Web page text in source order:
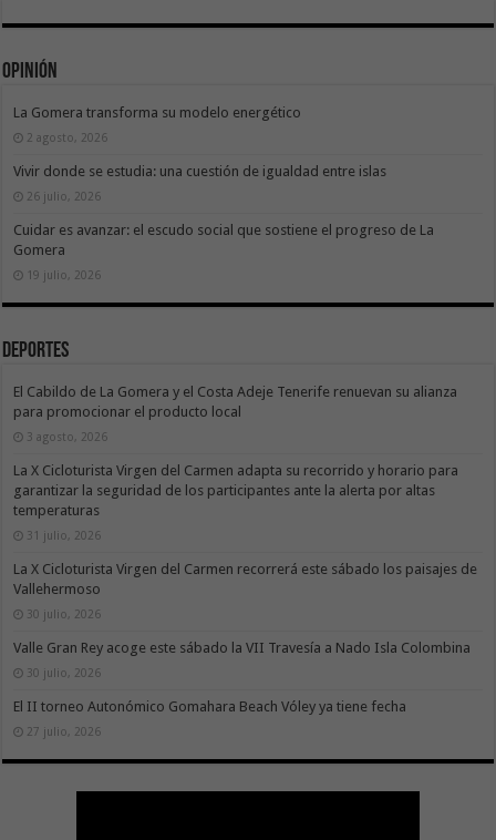
Opinión
La Gomera transforma su modelo energético
2 agosto, 2026
Vivir donde se estudia: una cuestión de igualdad entre islas
26 julio, 2026
Cuidar es avanzar: el escudo social que sostiene el progreso de La
Gomera
19 julio, 2026
Deportes
El Cabildo de La Gomera y el Costa Adeje Tenerife renuevan su alianza
para promocionar el producto local
3 agosto, 2026
La X Cicloturista Virgen del Carmen adapta su recorrido y horario para
garantizar la seguridad de los participantes ante la alerta por altas
temperaturas
31 julio, 2026
La X Cicloturista Virgen del Carmen recorrerá este sábado los paisajes de
Vallehermoso
30 julio, 2026
Valle Gran Rey acoge este sábado la VII Travesía a Nado Isla Colombina
30 julio, 2026
El II torneo Autonómico Gomahara Beach Vóley ya tiene fecha
27 julio, 2026